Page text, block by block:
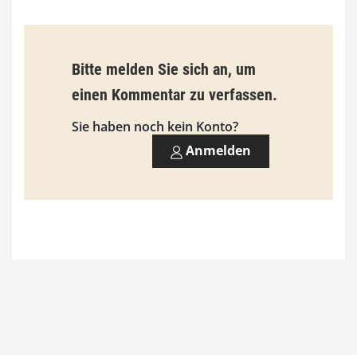
0
Bitte melden Sie sich an, um
einen Kommentar zu verfassen.
Sie haben noch kein Konto?
Anmelden